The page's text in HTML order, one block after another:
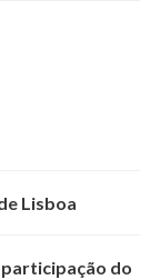
Lisboa
do